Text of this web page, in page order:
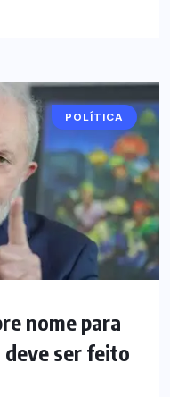
POLÍTICA
nome para
deve ser feito